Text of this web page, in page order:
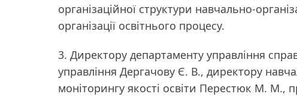
організаційної структури навчально-
організації освітнього процесу.
3. Директору департаменту управління
управління Дергачову Є. В., директору
моніторингу якості освіти Перестюк М. М.,